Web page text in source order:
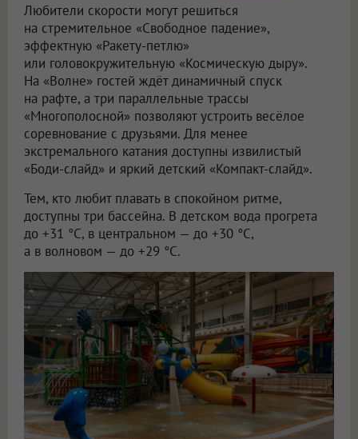
Любители скорости могут решиться
на стремительное «Свободное падение»,
эффектную «Ракету-петлю»
или головокружительную «Космическую дыру».
На «Волне» гостей ждёт динамичный спуск
на рафте, а три параллельные трассы
«Многополосной» позволяют устроить весёлое
соревнование с друзьями. Для менее
экстремального катания доступны извилистый
«Боди-слайд» и яркий детский «Компакт-слайд».
Тем, кто любит плавать в спокойном ритме,
доступны три бассейна. В детском вода прогрета
до +31 °C, в центральном — до +30 °C,
а в волновом — до +29 °C.